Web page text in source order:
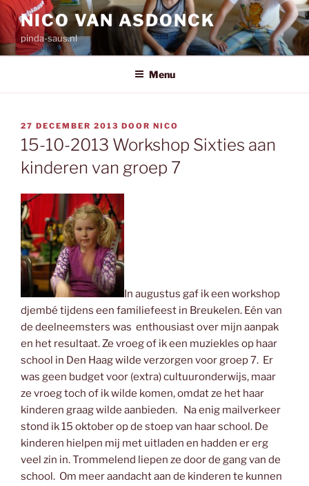
Ga
naar
de
inhoud
NICO VAN ASDONCK
pinda-saus.nl
Menu
GEPLAATST
OP
27 DECEMBER 2013 DOOR NICO
15-10-2013 Workshop Sixties aan
kinderen van groep 7
In augustus gaf ik een workshop
djembé tijdens een familiefeest in Breukelen. Eén van
de deelneemsters was enthousiast over mijn aanpak
en het resultaat. Ze vroeg of ik een muziekles op haar
school in Den Haag wilde verzorgen voor groep 7. Er
was geen budget voor (extra) cultuuronderwijs, maar
ze vroeg toch of ik wilde komen, omdat ze het haar
kinderen graag wilde aanbieden. Na enig mailverkeer
stond ik 15 oktober op de stoep van haar school. De
kinderen hielpen mij met uitladen en hadden er erg
veel zin in. Trommelend liepen ze door de gang van de
school. Om meer aandacht aan de kinderen te kunnen